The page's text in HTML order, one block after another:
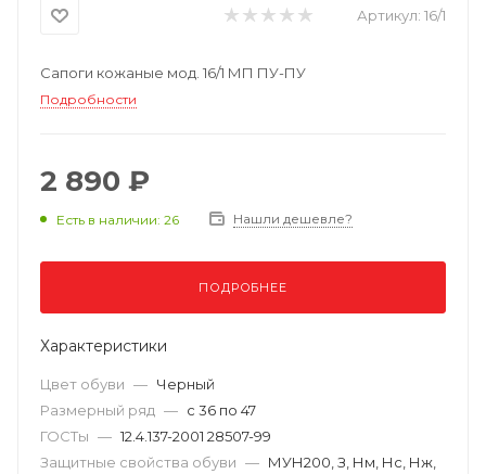
Артикул: 16/1
Сапоги кожаные мод. 16/1 МП ПУ-ПУ
Подробности
2 890 ₽
Есть в наличии: 26 Нашли дешевле?
ПОДРОБНЕЕ
Характеристики
Цвет обуви — Черный
Размерный ряд — с 36 по 47
ГОСТы — 12.4.137-2001 28507-99
Защитные свойства обуви — МУН200, З, Нм, Нс, Нж,